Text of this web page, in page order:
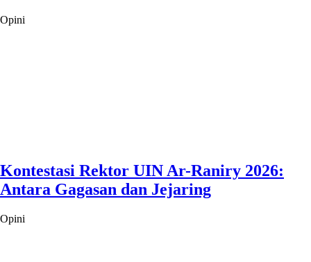
Opini
Kontestasi Rektor UIN Ar-Raniry 2026:
Antara Gagasan dan Jejaring
Opini